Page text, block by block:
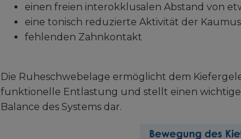
einen freien interokklusalen Abstand von
eine tonisch reduzierte Aktivität der
fehlenden Zahnkontakt
Die Ruheschwebelage ermöglicht dem
funktionelle Entlastung und stellt einen
Balance des Systems dar.